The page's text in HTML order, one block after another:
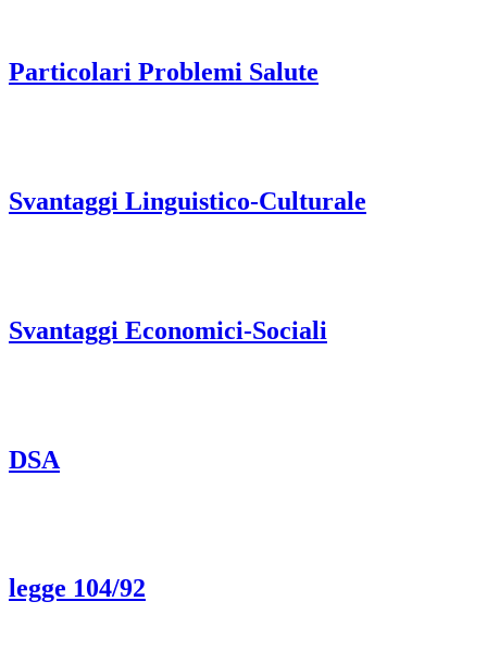
Particolari Problemi Salute
Svantaggi Linguistico-Culturale
Svantaggi Economici-Sociali
DSA
legge 104/92